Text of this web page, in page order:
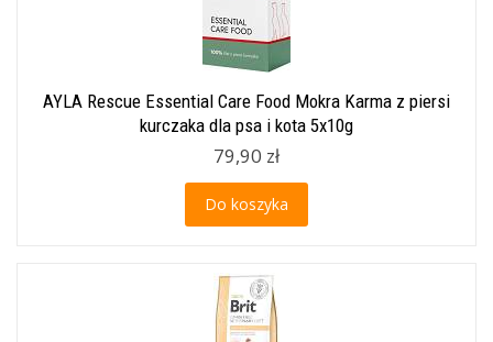
AYLA Rescue Essential Care Food Mokra Karma z piersi
kurczaka dla psa i kota 5x10g
79,90 zł
Do koszyka